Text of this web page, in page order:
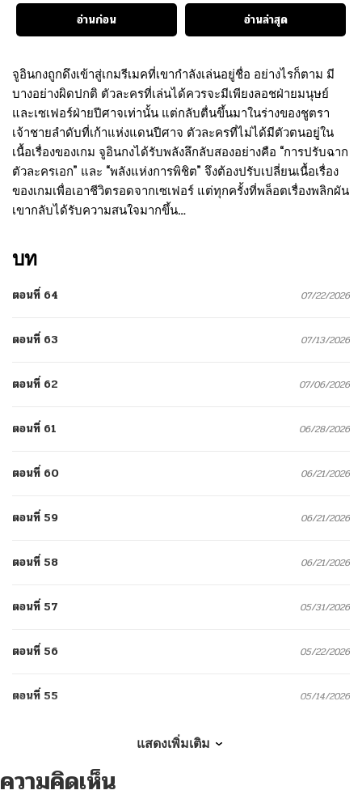
อ่านก่อน
อ่านล่าสุด
จูอินกงถูกดึงเข้าสู่เกมรีเมคที่เขากำลังเล่นอยู่ชื่อ อย่างไรก็ตาม มี
บางอย่างผิดปกติ ตัวละครที่เล่นได้ควรจะมีเพียงลอชฝ่ายมนุษย์
และเซเฟอร์ฝ่ายปีศาจเท่านั้น แต่กลับตื่นขึ้นมาในร่างของชูตรา
เจ้าชายลำดับที่เก้าแห่งแดนปีศาจ ตัวละครที่ไม่ได้มีตัวตนอยู่ใน
เนื้อเรื่องของเกม จูอินกงได้รับพลังลึกลับสองอย่างคือ “การปรับฉาก
ตัวละครเอก” และ “พลังแห่งการพิชิต” จึงต้องปรับเปลี่ยนเนื้อเรื่อง
ของเกมเพื่อเอาชีวิตรอดจากเซเฟอร์ แต่ทุกครั้งที่พล็อตเรื่องพลิกผัน
เขากลับได้รับความสนใจมากขึ้น…
บท
ตอนที่ 64 07/22/2026
ตอนที่ 63 07/13/2026
ตอนที่ 62 07/06/2026
ตอนที่ 61 06/28/2026
ตอนที่ 60 06/21/2026
ตอนที่ 59 06/21/2026
ตอนที่ 58 06/21/2026
ตอนที่ 57 05/31/2026
ตอนที่ 56 05/22/2026
ตอนที่ 55 05/14/2026
ตอนที่ 53
แสดงเพิ่มเติม
ความคิดเห็น